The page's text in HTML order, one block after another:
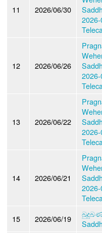
11 2026/06/30
12 2026/06/26
13 2026/06/22
14 2026/06/21
15 2026/06/19
බුදුබණ